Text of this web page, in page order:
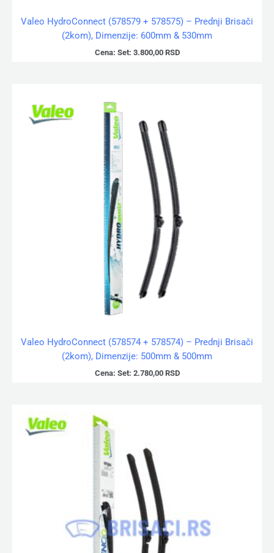
Valeo HydroConnect (578579 + 578575) – Prednji Brisači
(2kom), Dimenzije: 600mm & 530mm
Cena: Set: 3.800,00 RSD
Valeo HydroConnect (578574 + 578574) – Prednji Brisači
(2kom), Dimenzije: 500mm & 500mm
Cena: Set: 2.780,00 RSD